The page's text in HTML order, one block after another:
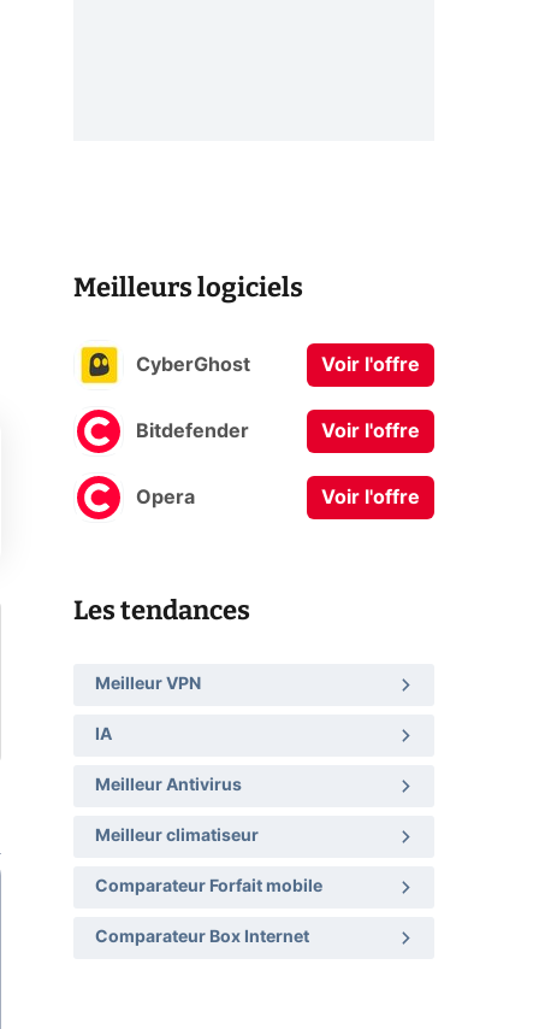
Meilleurs logiciels
CyberGhost Voir l'offre
Bitdefender Voir l'offre
Opera Voir l'offre
Les tendances
Meilleur VPN
IA
Meilleur Antivirus
Meilleur climatiseur
Comparateur Forfait mobile
Comparateur Box Internet